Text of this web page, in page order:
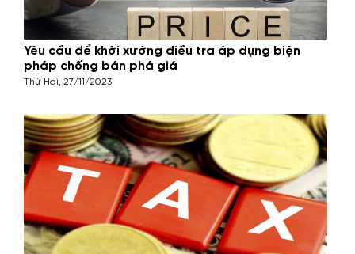
Yêu cầu để khởi xướng điều tra áp dụng biện
pháp chống bán phá giá
Thứ Hai, 27/11/2023